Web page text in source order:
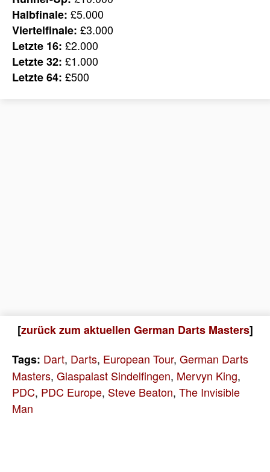
Halbfinale: £5.000
Viertelfinale: £3.000
Letzte 16: £2.000
Letzte 32: £1.000
Letzte 64: £500
[zurück zum aktuellen German Darts Masters]
Tags: Dart, Darts, European Tour, German Darts
Masters, Glaspalast Sindelfingen, Mervyn King,
PDC, PDC Europe, Steve Beaton, The Invisible
Man